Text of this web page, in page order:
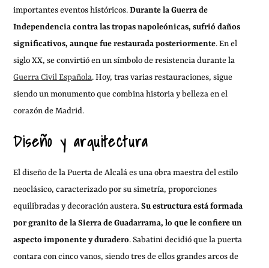
importantes eventos históricos.Durante la Guerra de
Independencia contra las tropas napoleónicas, sufrió daños
significativos, aunque fue restaurada posteriormente. En el
siglo XX, se convirtió en un símbolo de resistencia durante la
Guerra Civil Española. Hoy, tras varias restauraciones, sigue
siendo un monumento que combina historia y belleza en el
corazón de Madrid.
Diseño y arquitectura
El diseño de la Puerta de Alcalá es una obra maestra del estilo
neoclásico, caracterizado por su simetría, proporciones
equilibradas y decoración austera.Su estructura está formada
por granito de la Sierra de Guadarrama, lo que le confiere un
aspecto imponente y duradero. Sabatini decidió que la puerta
contara con cinco vanos, siendo tres de ellos grandes arcos de